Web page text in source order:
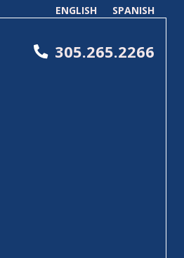
ENGLISH SPANISH
305.265.2266